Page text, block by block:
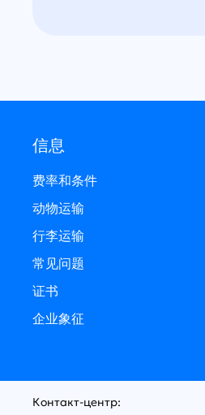
信息
费率和条件
动物运输
行李运输
常见问题
证书
企业象征
Контакт-центр: